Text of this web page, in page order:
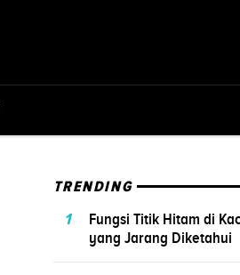
TRENDING
1
Fungsi Titik Hitam di
yang Jarang Diketahui